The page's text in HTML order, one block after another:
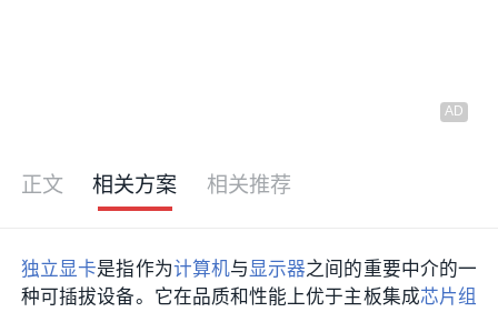
正文 相关方案 相关推荐
独立显卡是指作为计算机与 显示器之间的重要中介的一
种可插拔设备。它在品质和性能上优于主板集成芯片组